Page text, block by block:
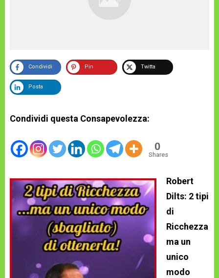
Condividi Pin Twitta
Posta
Condividi questa Consapevolezza:
0
Shares
Robert
Dilts: 2 tipi
di
Ricchezza
ma un
unico
modo